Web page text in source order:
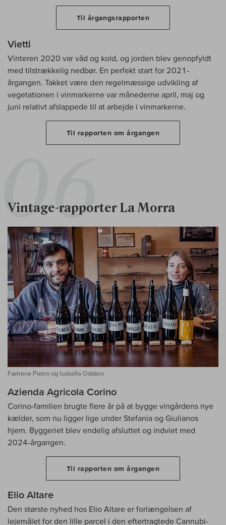
Til årgangsrapporten
Vietti
Vinteren 2020 var våd og kold, og jorden blev genopfyldt
med tilstrækkelig nedbør. En perfekt start for 2021-
årgangen. Takket være den regelmæssige udvikling af
vegetationen i vinmarkerne var månederne april, maj og
juni relativt afslappede til at arbejde i vinmarkerne.
Til rapporten om årgangen
Vintage-rapporter La Morra
Fætrene Pietro og Isabella Oddero
Azienda Agricola Corino
Corino-familien brugte flere år på at bygge vingårdens nye
kælder, som nu ligger lige under Stefania og Giulianos
hjem. Byggeriet blev endelig afsluttet og indviet med
2024-årgangen.
Til rapporten om årgangen
Elio Altare
Den største nyhed hos Elio Altare er forlængelsen af
lejemålet for den lille parcel i den eftertragtede Cannubi-